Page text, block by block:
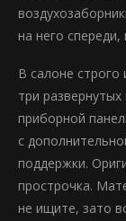
на него
В салоне
три
приборной
с
поддержки.
прострочка.
не ищите, зато